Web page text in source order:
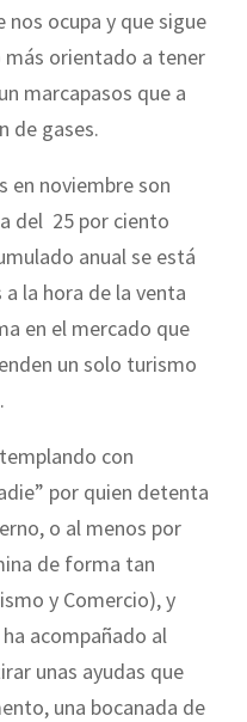
nos ocupa y que sigue
orientado a tener
marcapasos que a
de gases.
en noviembre son
del 25 por ciento
anual se está
la hora de la venta
en el mercado que
un solo turismo
con
por quien detenta
o al menos por
de forma tan
y Comercio), y
acompañado al
unas ayudas que
una bocanada de